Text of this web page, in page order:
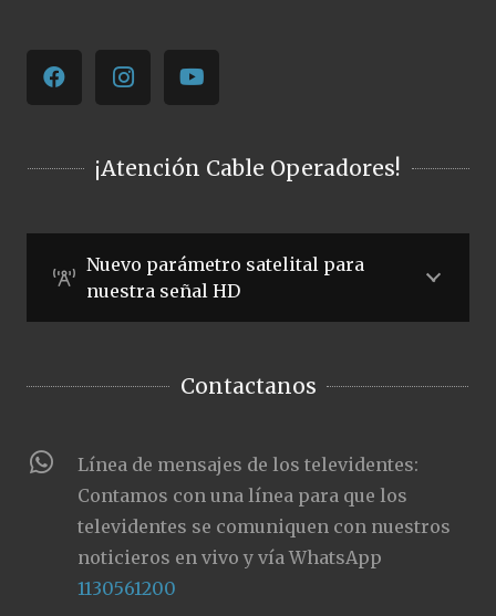
¡Atención Cable Operadores!
Nuevo parámetro satelital para
nuestra señal HD
Contactanos
Línea de mensajes de los televidentes:
Contamos con una línea para que los
televidentes se comuniquen con nuestros
noticieros en vivo y vía WhatsApp
1130561200